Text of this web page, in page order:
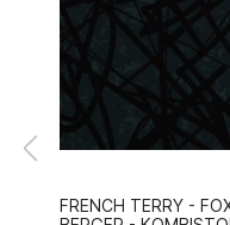
FRENCH TERRY -